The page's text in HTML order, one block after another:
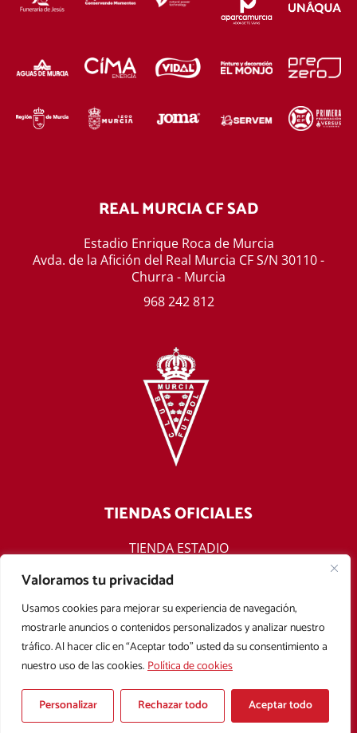
Valoramos tu privacidad
Usamos cookies para mejorar su experiencia de navegación,
mostrarle anuncios o contenidos personalizados y analizar nuestro
tráfico. Al hacer clic en “Aceptar todo” usted da su consentimiento a
nuestro uso de las cookies.Política de cookies
Personalizar Rechazar todo Aceptar todo
REAL MURCIA CF SAD
Estadio Enrique Roca de Murcia
Avda. de la Afición del Real Murcia CF S/N 30110 -
Churra - Murcia
968 242 812
TIENDAS OFICIALES
TIENDA ESTADIO
TIENDA ONLINE
F
a
c
e
b
o
o
k
T
w
i
t
t
e
r
Y
o
u
t
u
b
e
I
n
s
t
a
g
a
Copyright © 2025 Real Murcia. Diseñado con
Aviso legal Política de privacidad Política de cookies
Condiciones Generales de Contratación